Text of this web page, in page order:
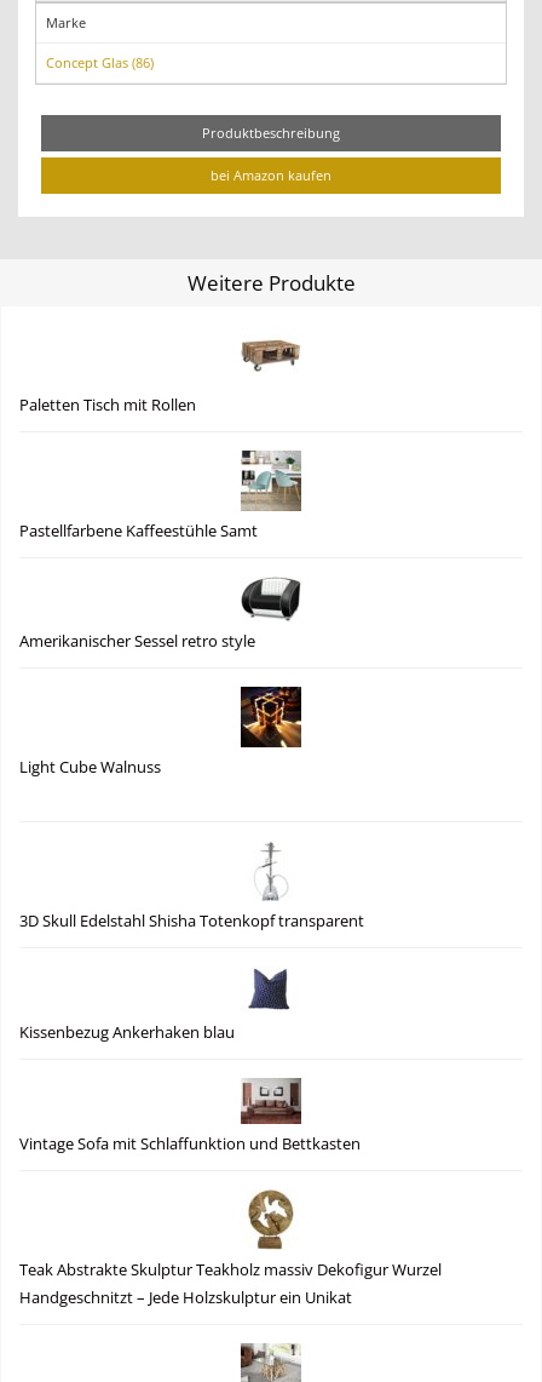
Marke
Concept Glas (86)
Produktbeschreibung
bei Amazon kaufen
Weitere Produkte
Paletten Tisch mit Rollen
Pastellfarbene Kaffeestühle Samt
Amerikanischer Sessel retro style
Light Cube Walnuss
3D Skull Edelstahl Shisha Totenkopf transparent
Kissenbezug Ankerhaken blau
Vintage Sofa mit Schlaffunktion und Bettkasten
Teak Abstrakte Skulptur Teakholz massiv Dekofigur Wurzel
Handgeschnitzt – Jede Holzskulptur ein Unikat